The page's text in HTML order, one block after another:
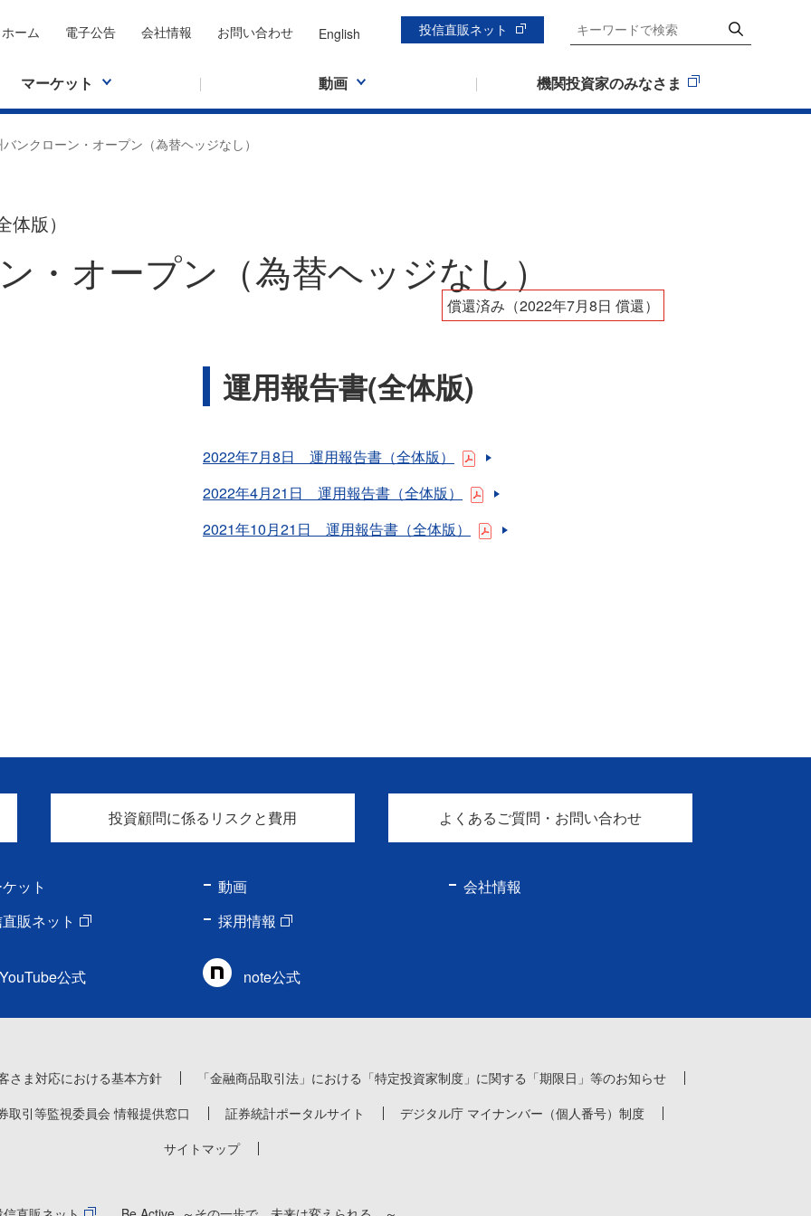
ホーム 電子公告 会社情報 お問い合わせ English 投信直販ネット
マーケット 動画 機関投資家のみなさま
バンクローン・オープン（為替ヘッジなし）
版）
・オープン（為替ヘッジなし）
償還済み（2022年7月8日 償還）
運用報告書(全体版)
2022年7月8日 運用報告書（全体版）
2022年4月21日 運用報告書（全体版）
2021年10月21日 運用報告書（全体版）
投資顧問に係るリスクと費用 よくあるご質問・お問い合わせ
ット 動画
会社情報
販ネット 採用情報
YouTube公式 note公式
さま対応における基本方針
「金融商品取引法」における「特定投資家制度」に関する「期限日」等のお知らせ
取引等監視委員会 情報提供窓口 証券統計ポータルサイト
デジタル庁 マイナンバー（個人番号）制度
サイトマップ